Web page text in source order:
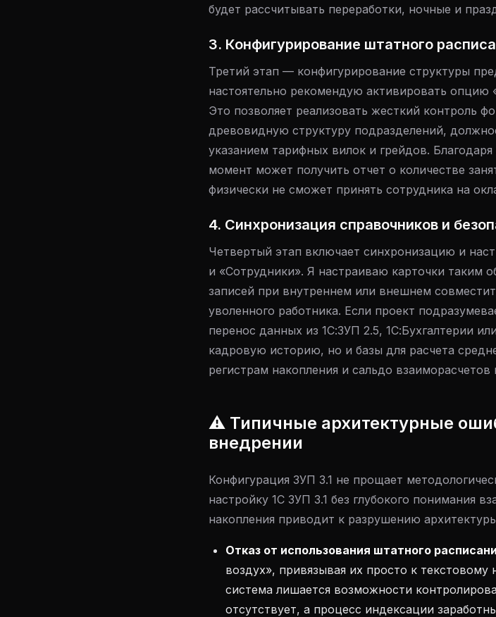
будет рассчитывать переработки, ночные и
3. Конфигурирование штатного
Третий этап — конфигурирование структуры
настоятельно рекомендую активировать опцию
Это позволяет реализовать жесткий контроль
древовидную структуру подразделений,
указанием тарифных вилок и грейдов.
момент может получить отчет о количестве
физически не сможет принять сотрудника на
4. Синхронизация справочников и
Четвертый этап включает синхронизацию и
и «Сотрудники». Я настраиваю карточки таким
записей при внутреннем или внешнем
уволенного работника. Если проект
перенос данных из 1С:ЗУП 2.5, 1С:Бухгалтерии
кадровую историю, но и базы для расчета
регистрам накопления и сальдо взаиморасчетов
⚠️ Типичные архитектурные
внедрении
Конфигурация ЗУП 3.1 не прощает
настройку 1С ЗУП 3.1 без глубокого понимания
накопления приводит к разрушению
Отказ от использования штатного
воздух», привязывая их просто к
система лишается возможности
отсутствует, а процесс индексации